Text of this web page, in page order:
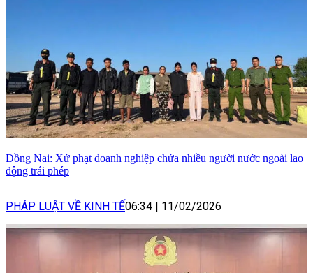
Đồng Nai: Xử phạt doanh nghiệp chứa nhiều người nước ngoài lao
động trái phép
PHÁP LUẬT VỀ KINH TẾ06:34 | 11/02/2026